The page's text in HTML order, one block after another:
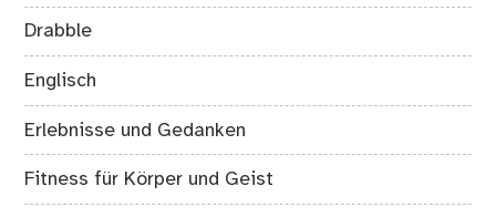
Drabble
Englisch
Erlebnisse und Gedanken
Fitness für Körper und Geist